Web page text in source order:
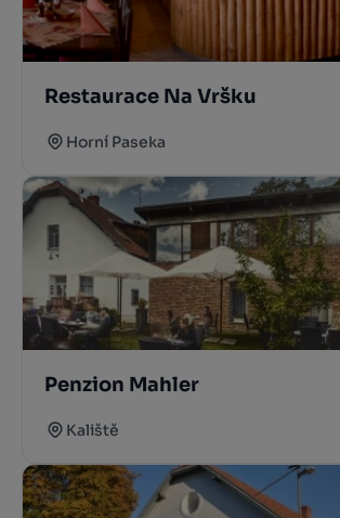
Restaurace Na Vršku
Horní Paseka
Penzion Mahler
Kaliště